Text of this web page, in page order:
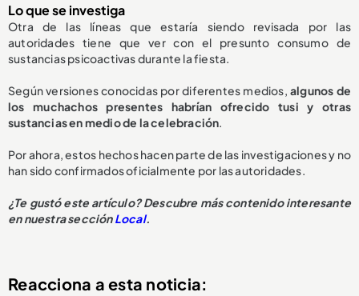
Lo que se investiga
Otra de las líneas que estaría siendo revisada por las
autoridades tiene que ver con el presunto consumo de
sustancias psicoactivas durante la fiesta.
Según versiones conocidas por diferentes medios, algunos de
los muchachos presentes habrían ofrecido tusi y otras
sustancias en medio de la celebración.
Por ahora, estos hechos hacen parte de las investigaciones y no
han sido confirmados oficialmente por las autoridades.
¿Te gustó este artículo? Descubre más contenido interesante
en nuestra secciónLocal.
Reacciona a esta noticia: